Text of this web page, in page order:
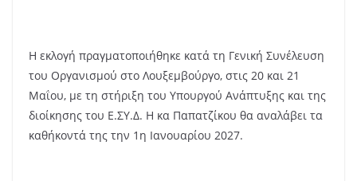
Η εκλογή πραγματοποιήθηκε κατά τη Γενική Συνέλευση
του Οργανισμού στο Λουξεμβούργο, στις 20 και 21
Μαΐου, με τη στήριξη του Υπουργού Ανάπτυξης και της
διοίκησης του Ε.ΣΥ.Δ. Η κα Παπατζίκου θα αναλάβει τα
καθήκοντά της την 1η Ιανουαρίου 2027.